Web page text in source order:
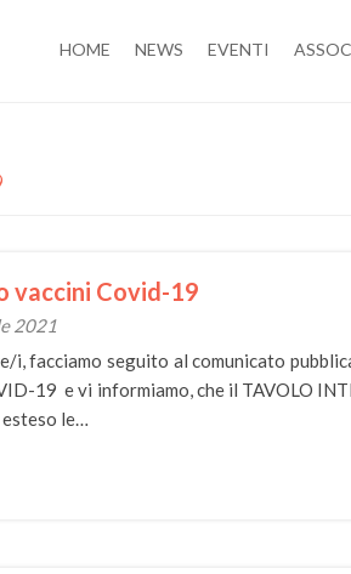
HOME NEWS EVENTI
vaccini Covid-19
2021
i, facciamo seguito al comunicato
19 e vi informiamo, che il TAVOLO
esteso le…